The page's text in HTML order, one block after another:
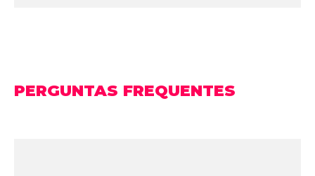
PERGUNTAS FREQUENTES